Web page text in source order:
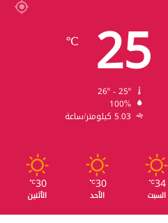
25
℃
100%
5.03 كيلومتر/ساعة
34
℃
السبت
30
℃
الأحد
30
℃
الأثنين